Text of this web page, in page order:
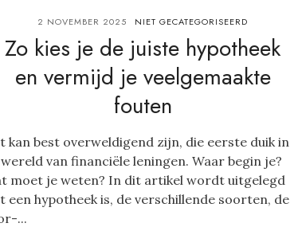
2 NOVEMBER 2025 NIET GECATEGORISEERD
Zo kies je de juiste hypotheek
en vermijd je veelgemaakte
fouten
kan best overweldigend zijn, die eerste duik in
van financiële leningen. Waar begin je?
moet je weten? In dit artikel wordt uitgelegd
een hypotheek is, de verschillende soorten, de
...